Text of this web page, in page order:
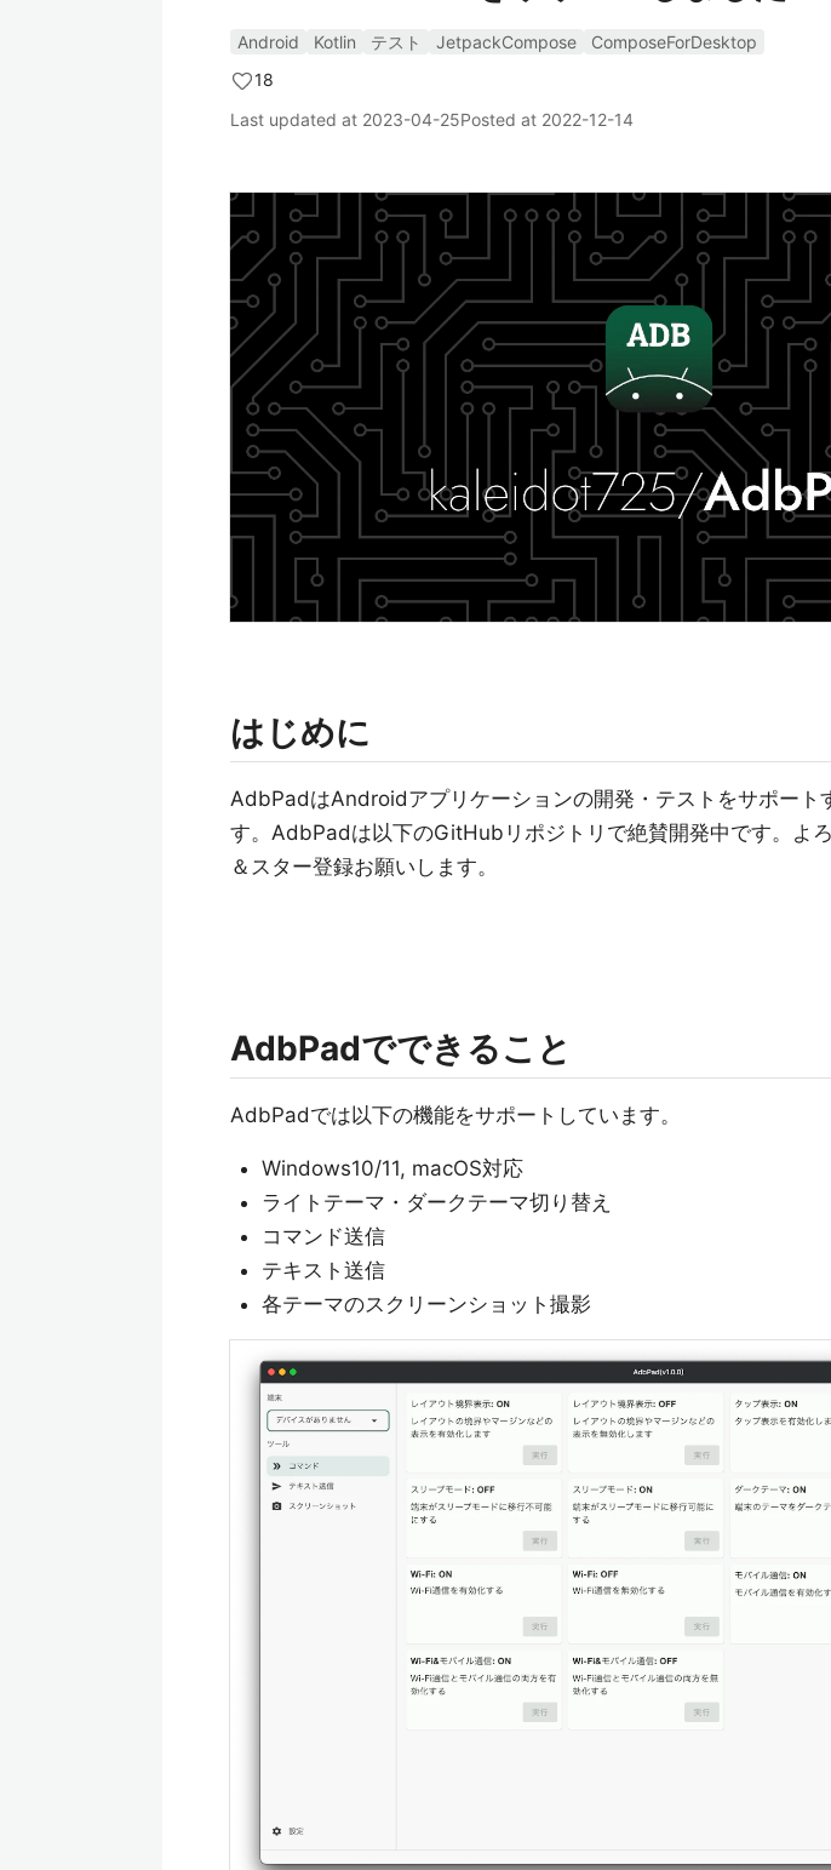
Android Kotlin テスト JetpackCompose
ComposeForDesktop
18
Last updated at 2023-04-25Posted at 2022-12-14
はじめに
AdbPadはAndroidアプリケーションの開発・テストをサポート
す。AdbPadは以下のGitHubリポジトリで絶賛開発中です。よ
＆スター登録お願いします。
AdbPadでできること
AdbPadでは以下の機能をサポートしています。
Windows10/11, macOS対応
ライトテーマ・ダークテーマ切り替え
コマンド送信
テキスト送信
各テーマのスクリーンショット撮影